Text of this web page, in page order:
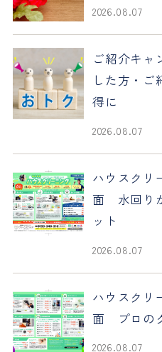
2026.08.07
ご紹介キャ
した方・ご
得に
2026.08.07
ハウスクリ
面 水回り
ット
2026.08.07
ハウスクリ
面 プロの
2026.08.07